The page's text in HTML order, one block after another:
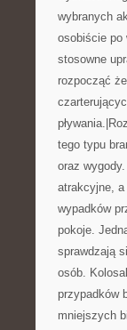
wybranych
osobiście po
stosowne
rozpocząć
tego typu
oraz
atrakcyjne, a
wypadków
pokoje.
sprawdzają
osób.
przypadków
mniejszych